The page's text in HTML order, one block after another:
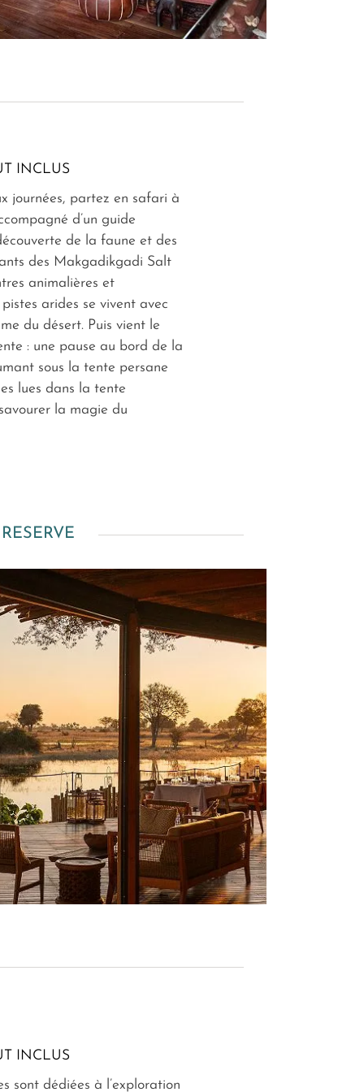
INCLUS
journées, partez en safari à
d’un guide
de la faune et des
des Makgadikgadi Salt
animalières et
arides se vivent avec
du désert. Puis vient le
: une pause au bord de la
sous la tente persane
lues dans la tente
la magie du
INCLUS
sont dédiées à l’exploration